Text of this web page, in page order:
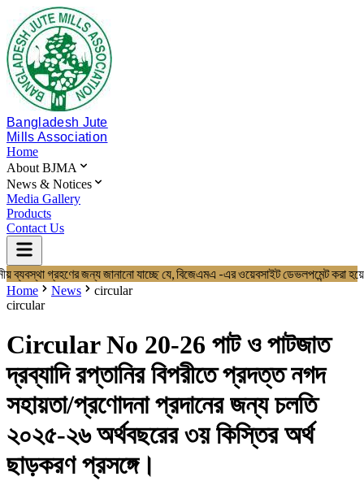
Bangladesh Jute
Mills Association
Home
About BJMA
News & Notices
Media Gallery
Products
Contact Us
Home
About BJMA
About Us
Secretariat & Staff
Members List
News & Notices
News & Notices
Publications
Media Gallery
Contact Us
গ্রহণের জন্য জানানো যাচ্ছে যে, বিজেএমএ -এর ওয়েবসাইট
Home News
circular
circular
Circular No 20-26 পাট ও পাটজাত
দ্রব্যাদি রপ্তানির বিপরীতে প্রদত্ত নগদ
সহায়তা/প্রণোদনা প্রদানের জন্য চলতি
২০২৫-২৬ অর্থবছরের ৩য় কিস্তির অর্থ
ছাড়করণ প্রসঙ্গে।